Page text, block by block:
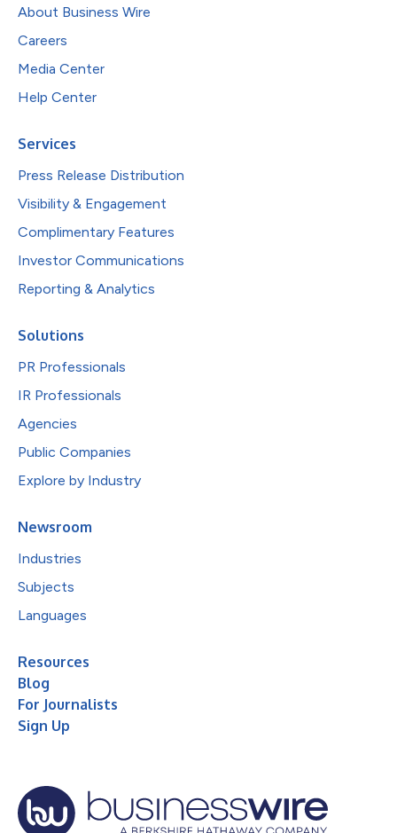
About Business Wire
Careers
Media Center
Help Center
Services
Press Release Distribution
Visibility & Engagement
Complimentary Features
Investor Communications
Reporting & Analytics
Solutions
PR Professionals
IR Professionals
Agencies
Public Companies
Explore by Industry
Newsroom
Industries
Subjects
Languages
Resources
Blog
For Journalists
Sign Up